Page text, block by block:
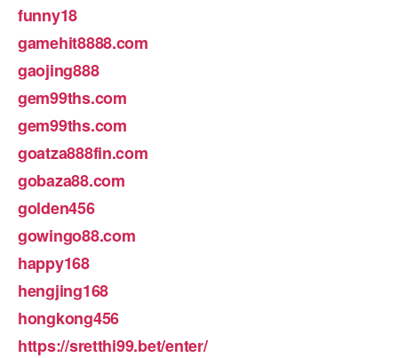
funny18
gamehit8888.com
gaojing888
gem99ths.com
gem99ths.com
goatza888fin.com
gobaza88.com
golden456
gowingo88.com
happy168
hengjing168
hongkong456
https://sretthi99.bet/enter/